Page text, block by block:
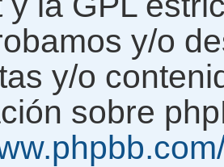
y/o
y/o
sobre